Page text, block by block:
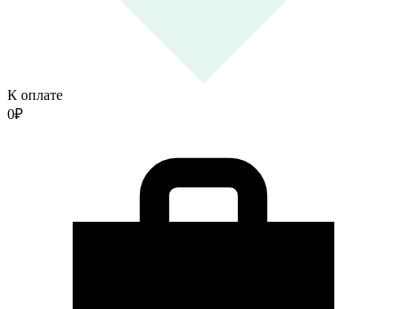
К оплате
0₽